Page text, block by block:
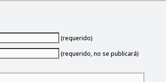
(requerido)
(requerido, no se publicará)